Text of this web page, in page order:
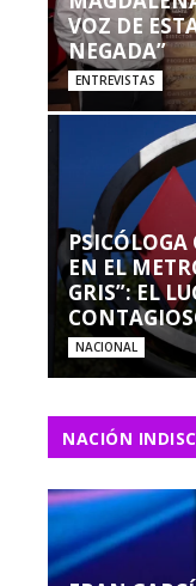
VOZ DE
NEGADA”
ENTREVISTAS
EN EL
GRIS”: EL
NACIONAL
NACIÓN